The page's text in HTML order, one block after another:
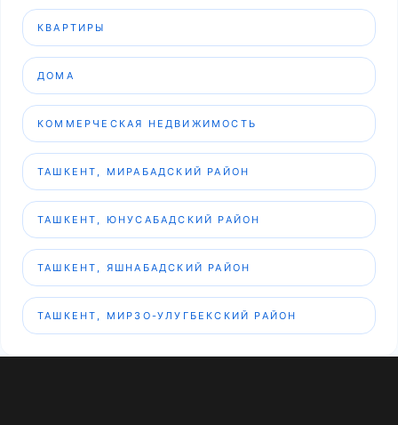
КВАРТИРЫ
ДОМА
КОММЕРЧЕСКАЯ НЕДВИЖИМОСТЬ
ТАШКЕНТ, МИРАБАДСКИЙ РАЙОН
ТАШКЕНТ, ЮНУСАБАДСКИЙ РАЙОН
ТАШКЕНТ, ЯШНАБАДСКИЙ РАЙОН
ТАШКЕНТ, МИРЗО-УЛУГБЕКСКИЙ РАЙОН